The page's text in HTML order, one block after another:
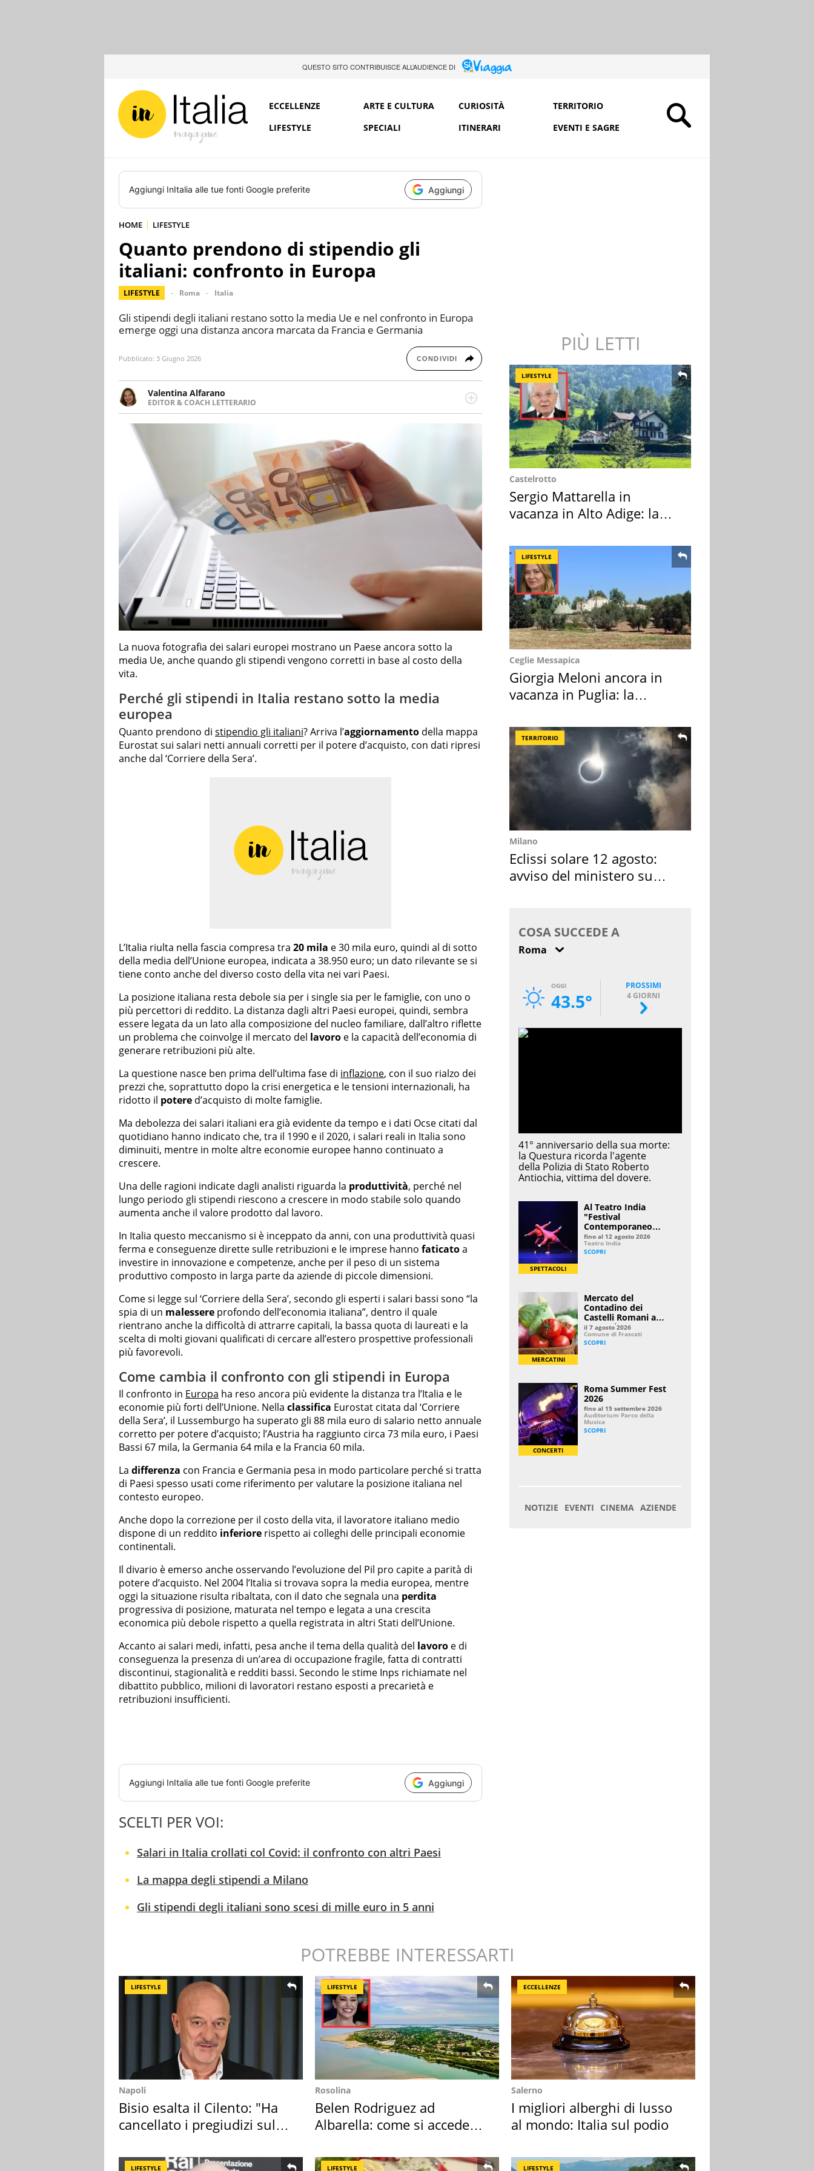
QUESTO SITO CONTRIBUISCE ALL’AUDIENCE DI
ECCELLENZE ARTE E CULTURA CURIOSITÀ
TERRITORIO
LIFESTYLE
SPECIALI ITINERARI EVENTI E SAGRE
Aggiungi InItalia alle tue fonti Google preferite Aggiungi
HOME LIFESTYLE
Quanto prendono di stipendio gli
italiani: confronto in Europa
LIFESTYLE Roma Italia
Gli stipendi degli italiani restano sotto la media Ue e nel confronto in Europa
emerge oggi una distanza ancora marcata da Francia e Germania
Pubblicato: 3 Giugno 2026 CONDIVIDI
Valentina Alfarano
EDITOR & COACH LETTERARIO
Lavorare con le storie è la mia missione! Specializzata in storytelling di viaggi,
lavoro come editor di narrativa e coach di scrittura creativa.
La nuova fotografia dei salari europei mostrano un Paese ancora sotto la
media Ue, anche quando gli stipendi vengono corretti in base al costo della
vita.
Perché gli stipendi in Italia restano sotto la media
europea
Quanto prendono di stipendio gli italiani? Arriva l’aggiornamento della mappa
Eurostat sui salari netti annuali corretti per il potere d’acquisto, con dati ripresi
anche dal ‘Corriere della Sera’.
L’Italia riulta nella fascia compresa tra 20 mila e 30 mila euro, quindi al di sotto
della media dell’Unione europea, indicata a 38.950 euro; un dato rilevante se si
tiene conto anche del diverso costo della vita nei vari Paesi.
La posizione italiana resta debole sia per i single sia per le famiglie, con uno o
più percettori di reddito. La distanza dagli altri Paesi europei, quindi, sembra
essere legata da un lato alla composizione del nucleo familiare, dall’altro riflette
un problema che coinvolge il mercato del lavoro e la capacità dell’economia di
generare retribuzioni più alte.
La questione nasce ben prima dell’ultima fase di inflazione, con il suo rialzo dei
prezzi che, soprattutto dopo la crisi energetica e le tensioni internazionali, ha
ridotto il potere d’acquisto di molte famiglie.
Ma debolezza dei salari italiani era già evidente da tempo e i dati Ocse citati dal
quotidiano hanno indicato che, tra il 1990 e il 2020, i salari reali in Italia sono
diminuiti, mentre in molte altre economie europee hanno continuato a
crescere.
Una delle ragioni indicate dagli analisti riguarda la produttività, perché nel
lungo periodo gli stipendi riescono a crescere in modo stabile solo quando
aumenta anche il valore prodotto dal lavoro.
In Italia questo meccanismo si è inceppato da anni, con una produttività quasi
ferma e conseguenze dirette sulle retribuzioni e le imprese hanno faticatoa
investire in innovazione e competenze, anche per il peso di un sistema
produttivo composto in larga parte da aziende di piccole dimensioni.
Come si legge sul ‘Corriere della Sera’, secondo gli esperti i salari bassi sono “la
spia di un malessere profondo dell’economia italiana”, dentro il quale
rientrano anche la difficoltà di attrarre capitali, la bassa quota di laureati e la
scelta di molti giovani qualificati di cercare all’estero prospettive professionali
più favorevoli.
Come cambia il confronto con gli stipendi in Europa
Il confronto in Europa ha reso ancora più evidente la distanza tra l’Italia e le
economie più forti dell’Unione. Nella classifica Eurostat citata dal ‘Corriere
della Sera’, il Lussemburgo ha superato gli 88 mila euro di salario netto annuale
corretto per potere d’acquisto; l’Austria ha raggiunto circa 73 mila euro, i Paesi
Bassi 67 mila, la Germania 64 mila e la Francia 60 mila.
La differenza con Francia e Germania pesa in modo particolare perché si tratta
di Paesi spesso usati come riferimento per valutare la posizione italiana nel
contesto europeo.
Anche dopo la correzione per il costo della vita, il lavoratore italiano medio
dispone di un reddito inferiore rispetto ai colleghi delle principali economie
continentali.
Il divario è emerso anche osservando l’evoluzione del Pil pro capite a parità di
potere d’acquisto. Nel 2004 l’Italia si trovava sopra la media europea, mentre
oggi la situazione risulta ribaltata, con il dato che segnala una perdita
progressiva di posizione, maturata nel tempo e legata a una crescita
economica più debole rispetto a quella registrata in altri Stati dell’Unione.
Accanto ai salari medi, infatti, pesa anche il tema della qualità del lavoro e di
conseguenza la presenza di un’area di occupazione fragile, fatta di contratti
discontinui, stagionalità e redditi bassi. Secondo le stime Inps richiamate nel
dibattito pubblico, milioni di lavoratori restano esposti a precarietà e
retribuzioni insufficienti.
Aggiungi InItalia alle tue fonti Google preferite Aggiungi
SCELTI PER VOI:
Salari in Italia crollati col Covid: il confronto con altri Paesi
La mappa degli stipendi a Milano
Gli stipendi degli italiani sono scesi di mille euro in 5 anni
PIÙ LETTI
LIFESTYLE
Castelrotto
Sergio Mattarella in
vacanza in Alto Adige: la
LIFESTYLE
Ceglie Messapica
Giorgia Meloni ancora in
vacanza in Puglia: la
TERRITORIO
Milano
Eclissi solare 12 agosto:
avviso del ministero su
POTREBBE INTERESSARTI
LIFESTYLE
Napoli
Bisio esalta il Cilento: "Ha
cancellato i pregiudizi sul
LIFESTYLE
Rosolina
Belen Rodriguez ad
Albarella: come si accede
ECCELLENZE
Salerno
I migliori alberghi di lusso
al mondo: Italia sul podio
LIFESTYLE LIFESTYLE LIFESTYLE